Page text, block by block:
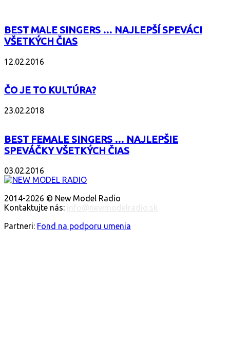
BEST MALE SINGERS … NAJLEPŠÍ SPEVÁCI
VŠETKÝCH ČIAS
12.02.2016
ČO JE TO KULTÚRA?
23.02.2018
BEST FEMALE SINGERS … NAJLEPŠIE
SPEVÁČKY VŠETKÝCH ČIAS
03.02.2016
2014-2026 © New Model Radio
Kontaktujte nás:
Partneri: Fond na podporu umenia